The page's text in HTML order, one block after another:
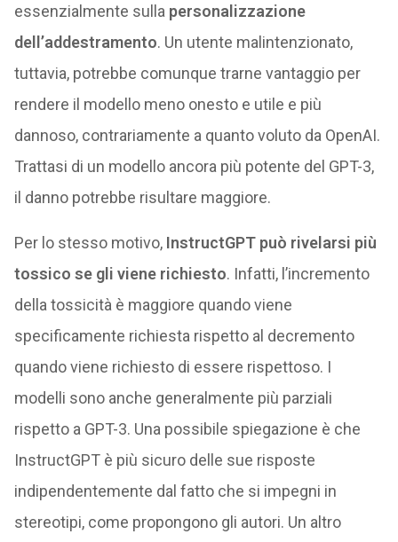
essenzialmente sulla personalizzazione
dell’addestramento. Un utente malintenzionato,
tuttavia, potrebbe comunque trarne vantaggio per
rendere il modello meno onesto e utile e più
dannoso, contrariamente a quanto voluto da OpenAI.
Trattasi di un modello ancora più potente del GPT-3,
il danno potrebbe risultare maggiore.
Per lo stesso motivo, InstructGPT può rivelarsi più
tossico se gli viene richiesto. Infatti, l’incremento
della tossicità è maggiore quando viene
specificamente richiesta rispetto al decremento
quando viene richiesto di essere rispettoso. I
modelli sono anche generalmente più parziali
rispetto a GPT-3. Una possibile spiegazione è che
InstructGPT è più sicuro delle sue risposte
indipendentemente dal fatto che si impegni in
stereotipi, come propongono gli autori. Un altro